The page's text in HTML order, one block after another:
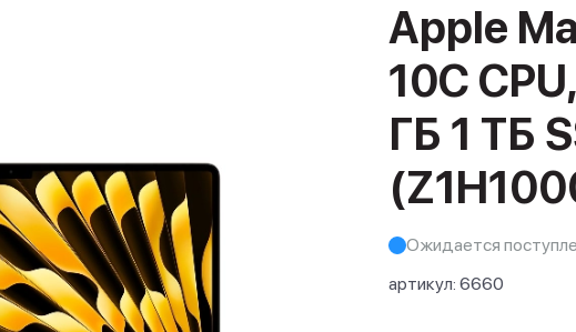
Apple
10C
ГБ 1 ТБ
Ожидается
артикул: 6660